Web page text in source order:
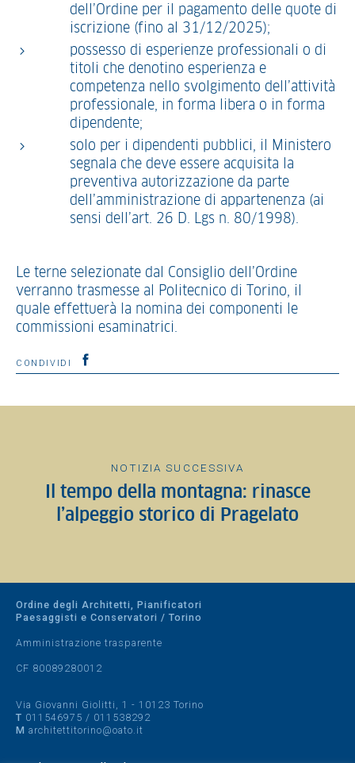
dell’Ordine per il pagamento delle quote di
iscrizione (fino al 31/12/2025);
possesso di esperienze professionali o di
titoli che denotino esperienza e
competenza nello svolgimento dell’attività
professionale, in forma libera o in forma
dipendente;
solo per i dipendenti pubblici, il Ministero
segnala che deve essere acquisita la
preventiva autorizzazione da parte
dell’amministrazione di appartenenza (ai
sensi dell’art. 26 D. Lgs n. 80/1998).
Le terne selezionate dal Consiglio dell’Ordine
verranno trasmesse al Politecnico di Torino, il
quale effettuerà la nomina dei componenti le
commissioni esaminatrici.
CONDIVIDI
NOTIZIA SUCCESSIVA
Il tempo della montagna: rinasce
l’alpeggio storico di Pragelato
Ordine degli Architetti, Pianificatori
Paesaggisti e Conservatori / Torino
Amministrazione trasparente
CF 80089280012
Via Giovanni Giolitti, 1 - 10123 Torino
T 011546975 / 011538292
M architettitorino@oato.it